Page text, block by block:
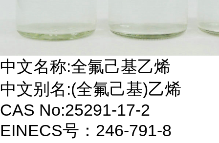
中文名称:全氟己基乙烯
中文别名:(全氟己基)乙烯
CAS No:25291-17-2
EINECS号：246-791-8